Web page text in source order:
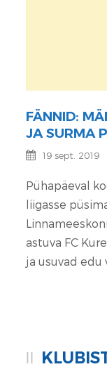
FÄNNID:
JA SURMA
19 sept. 2019
Pühapäeval
liigasse
astuva FC
ja usuvad edu